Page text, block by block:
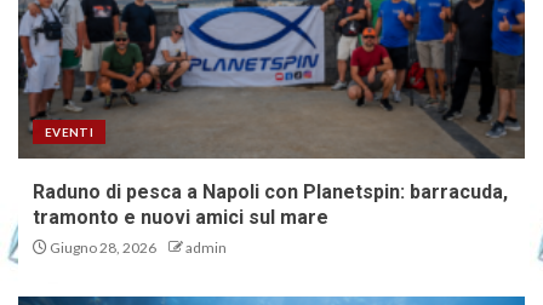
EVENTI
Raduno di pesca a Napoli con Planetspin: barracuda,
tramonto e nuovi amici sul mare
Giugno 28, 2026 admin